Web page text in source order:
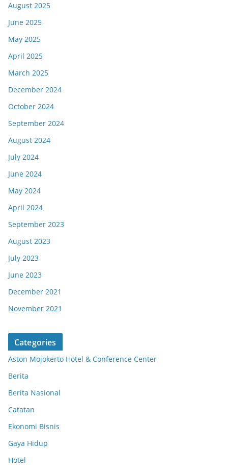
August 2025
June 2025
May 2025
April 2025
March 2025
December 2024
October 2024
September 2024
August 2024
July 2024
June 2024
May 2024
April 2024
September 2023
August 2023
July 2023
June 2023
December 2021
November 2021
Categories
Aston Mojokerto Hotel & Conference Center
Berita
Berita Nasional
Catatan
Ekonomi Bisnis
Gaya Hidup
Hotel